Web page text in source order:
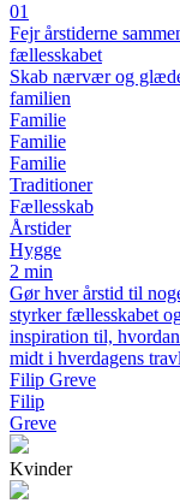
01
Fejr årstiderne
fællesskabet
Skab nærvær og
familien
Familie
Familie
Familie
Traditioner
Fællesskab
Årstider
Hygge
2 min
Gør hver årstid til
styrker fællesskabet
inspiration til,
midt i hverdagens
Filip Greve
Filip
Greve
Kvinder